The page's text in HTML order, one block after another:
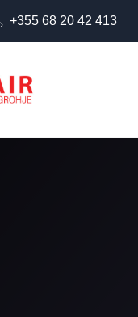
+355 68 20 42 413